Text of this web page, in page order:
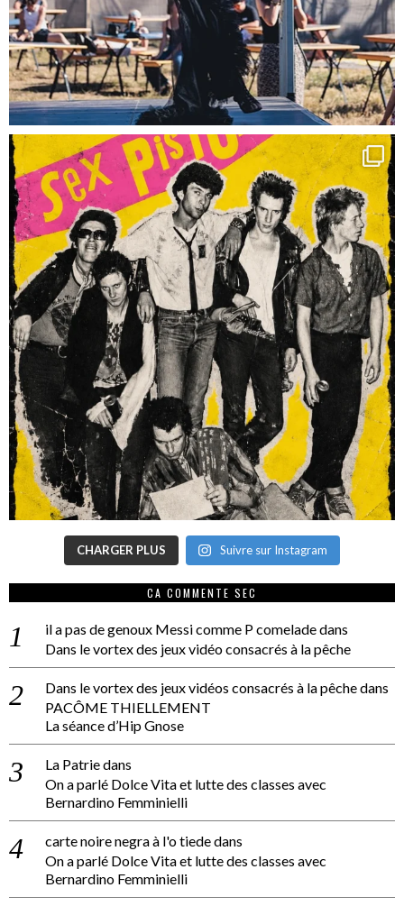
CHARGER PLUS Suivre sur Instagram
CA COMMENTE SEC
il a pas de genoux Messi comme P comeladedans
Dans le vortex des jeux vidéo consacrés à la pêche
Dans le vortex des jeux vidéos consacrés à la pêchedans
PACÔME THIELLEMENT
La séance d’Hip Gnose
La Patriedans
On a parlé Dolce Vita et lutte des classes avec
Bernardino Femminielli
carte noire negra à l'o tiededans
On a parlé Dolce Vita et lutte des classes avec
Bernardino Femminielli